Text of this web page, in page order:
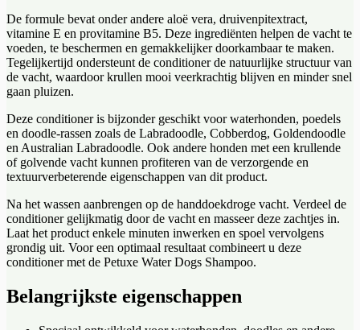
De formule bevat onder andere aloë vera, druivenpitextract,
vitamine E en provitamine B5. Deze ingrediënten helpen de vacht te
voeden, te beschermen en gemakkelijker doorkambaar te maken.
Tegelijkertijd ondersteunt de conditioner de natuurlijke structuur van
de vacht, waardoor krullen mooi veerkrachtig blijven en minder snel
gaan pluizen.
Deze conditioner is bijzonder geschikt voor waterhonden, poedels
en doodle-rassen zoals de Labradoodle, Cobberdog, Goldendoodle
en Australian Labradoodle. Ook andere honden met een krullende
of golvende vacht kunnen profiteren van de verzorgende en
textuurverbeterende eigenschappen van dit product.
Na het wassen aanbrengen op de handdoekdroge vacht. Verdeel de
conditioner gelijkmatig door de vacht en masseer deze zachtjes in.
Laat het product enkele minuten inwerken en spoel vervolgens
grondig uit. Voor een optimaal resultaat combineert u deze
conditioner met de Petuxe Water Dogs Shampoo.
Belangrijkste eigenschappen